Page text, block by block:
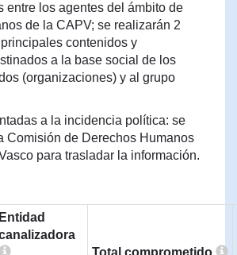
entre los agentes del ámbito de
de la CAPV; se realizarán 2
contenidos y
a la base social de los
(organizaciones) y al grupo
a la incidencia política: se
Comisión de Derechos Humanos
para trasladar la información.
Entidad
Total comprometido